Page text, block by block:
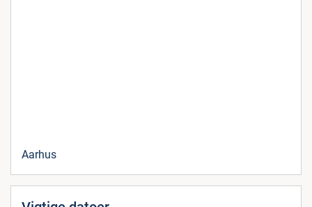
Aarhus